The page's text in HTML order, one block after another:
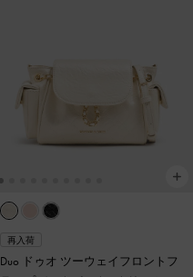
再入荷
Duo ドゥオ ツーウェイフロントフ